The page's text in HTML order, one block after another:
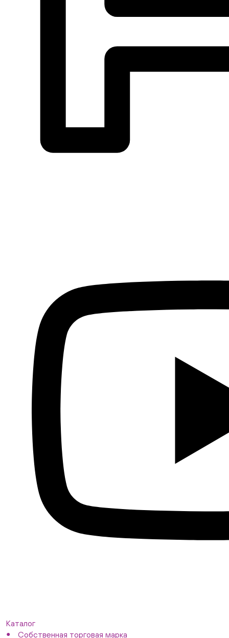
Каталог
Собственная торговая марка